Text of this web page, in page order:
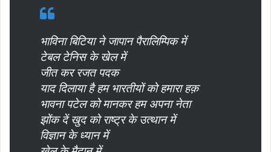
भाविना बिटिया ने जापान पैरालिम्पिक में
टेबल टेनिस के खेल में
जीत कर रजत पदक
याद दिलाया है हम भारतीयों को हमारा हक़
भावना पटेल को मानकर हम अपना नेता
झोंक दें खुद को राष्ट्र के उत्थान में
विज्ञान के ध्यान में